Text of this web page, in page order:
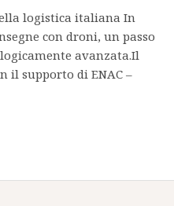
logistica italiana In
con droni, un passo
avanzata.Il
il supporto di ENAC –